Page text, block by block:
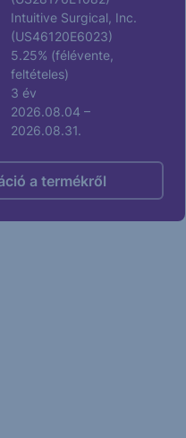
Intuitive Surgical, Inc.
(US46120E6023)
5.25% (félévente,
feltételes)
3 év
2026.08.04 –
2026.08.31.
a termékről